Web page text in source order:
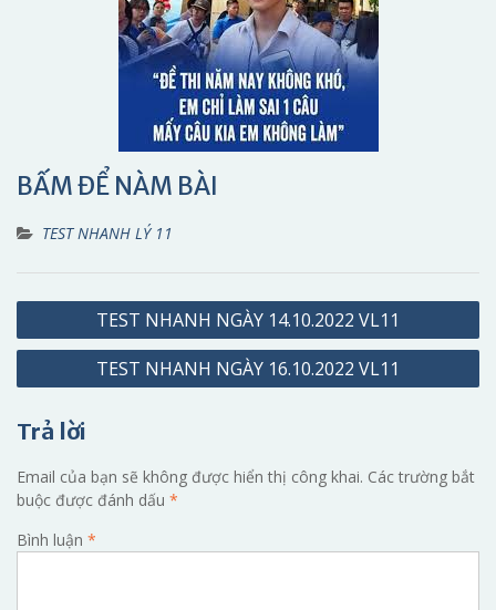
BẤM ĐỂ NÀM BÀI
TEST NHANH LÝ 11
Điều
hướng
TEST NHANH NGÀY 14.10.2022 VL11
TEST NHANH NGÀY 16.10.2022 VL11
Trả lời
Email của bạn sẽ không được hiển thị công khai. Các trường bắt
buộc được đánh dấu *
Bình luận *